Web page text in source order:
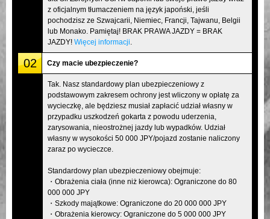
z oficjalnym tłumaczeniem na język japoński, jeśli
pochodzisz ze Szwajcarii, Niemiec, Francji, Tajwanu, Belgii
lub Monako. Pamiętaj! BRAK PRAWA JAZDY = BRAK
JAZDY! Więcej informacji
02 Czy macie ubezpieczenie?
Tak. Nasz standardowy plan ubezpieczeniowy z
podstawowym zakresem ochrony jest wliczony w opłatę za
wycieczkę, ale będziesz musiał zapłacić udział własny w
przypadku uszkodzeń gokarta z powodu uderzenia,
zarysowania, nieostrożnej jazdy lub wypadków. Udział
własny w wysokości 50 000 JPY/pojazd zostanie naliczony
zaraz po wycieczce.
Standardowy plan ubezpieczeniowy obejmuje:
・Obrażenia ciała (inne niż kierowca): Ograniczone do 80
000 000 JPY
・Szkody majątkowe: Ograniczone do 20 000 000 JPY
・Obrażenia kierowcy: Ograniczone do 5 000 000 JPY